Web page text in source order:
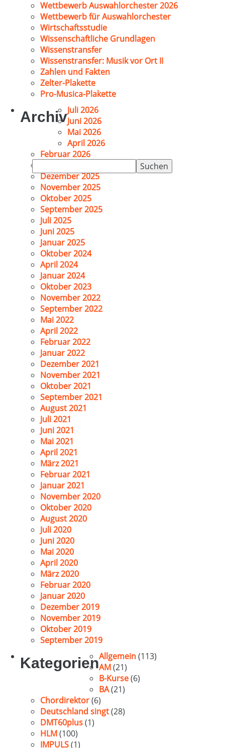
Suchen
nach:
Wettbewerb Auswahlorchester 2026
Wettbewerb für Auswahlorchester
Wirtschaftsstudie
Wissenschaftliche Grundlagen
Wissenstransfer
Wissenstransfer: Musik vor Ort II
Zahlen und Fakten
Zelter-Plakette
Pro-Musica-Plakette
ArchivJuli 2026
Juni 2026
Mai 2026
April 2026
Februar 2026
Dezember 2025
November 2025
Oktober 2025
September 2025
Juli 2025
Juni 2025
Januar 2025
Oktober 2024
April 2024
Januar 2024
Oktober 2023
November 2022
September 2022
Mai 2022
April 2022
Februar 2022
Januar 2022
Dezember 2021
November 2021
Oktober 2021
September 2021
August 2021
Juli 2021
Juni 2021
Mai 2021
April 2021
März 2021
Februar 2021
Januar 2021
November 2020
Oktober 2020
August 2020
Juli 2020
Juni 2020
Mai 2020
April 2020
März 2020
Februar 2020
Januar 2020
Dezember 2019
November 2019
Oktober 2019
September 2019
KategorienAllgemein(113)
AM(21)
B-Kurse(6)
BA(21)
Chordirektor(6)
Deutschland singt(28)
DMT60plus(1)
HLM(100)
IMPULS(1)